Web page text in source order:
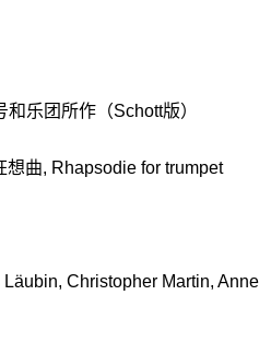
和乐 团所作 （Schott版）
想曲, Rhapsodie for trumpet
Christopher Martin, Anne